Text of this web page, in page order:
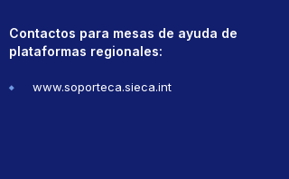
Contactos para mesas de ayuda de
plataformas regionales:
www.soporteca.sieca.int